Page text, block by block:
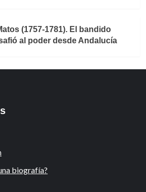
(1757-1781). El bandido
al poder desde Andalucía
biografía?